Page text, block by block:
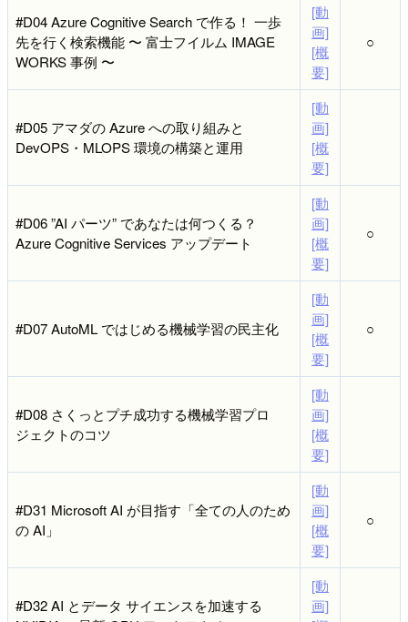
#D04 Azure Cognitive Search で作る！ 一歩
先を行く検索機能 〜 富士フイルム IMAGE
WORKS 事例 〜
[動
画]
[概
要]
○
#D05 アマダの Azure への取り組みと
DevOPS・MLOPS 環境の構築と運用
[動
画]
[概
要]
#D06 ”AI パーツ” であなたは何つくる？
Azure Cognitive Services アップデート
[動
画]
[概
要]
○
#D07 AutoML ではじめる機械学習の民主化
[動
画]
[概
要]
○
#D08 さくっとプチ成功する機械学習プロ
ジェクトのコツ
[動
画]
[概
要]
#D31 Microsoft AI が目指す「全ての人のため
の AI」
[動
画]
[概
要]
○
#D32 AI とデータ サイエンスを加速する
[動
画]